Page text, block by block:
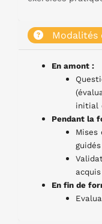
Modalités
En amont :
initial
Pendant la
Mises
En fin de